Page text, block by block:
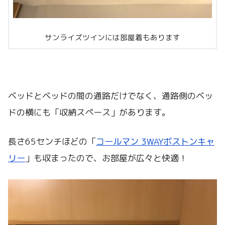
サンライズツインには部屋着もあります
ベッドとベッドの間の通路だけでなく、通路側のベッ
ドの横にも「収納スペース」があります。
長さ65センチほどの「コールマン 3WAYボストンキャ
リー 」も収まったので、お部屋が広々と快適！